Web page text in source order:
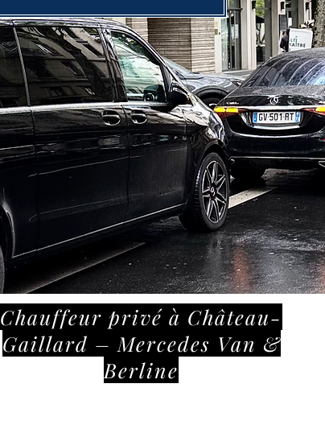
Chauffeur privé à Château-
Gaillard – Mercedes Van &
Berline